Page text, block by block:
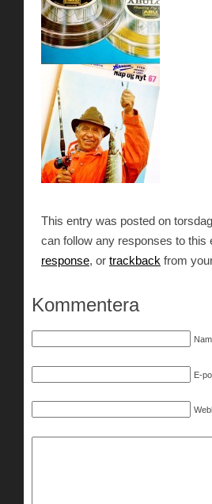
This entry was posted on
can follow any responses to this
response, or trackback from
Kommentera
E-